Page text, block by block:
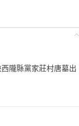
隴縣黨家莊村唐墓出